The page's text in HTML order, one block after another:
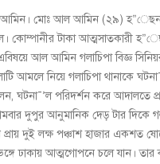
আমিন। মোঃ আল আমিন (২৯) হ”েছন
কোম্পানীর টাকা আত্মসাতকারী
আল আমিন গলাচিপা বিজ্ঞ
আমলে নিয়ে গলাচিপা থানাকে
ঘটনা¯’ল পরিদর্শন করে আদালতে
দুপুর আনুমানিক দেড় টার দিকে
প্রায় দুই লক্ষ পঞ্চাশ হাজার একশত
ঢাকায় আত্মগোপনে চলে যান। তার